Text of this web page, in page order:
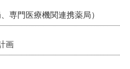
専門医療機関連携薬局）
画